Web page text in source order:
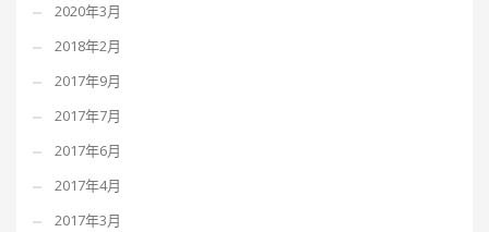
2020年3月
2018年2月
2017年9月
2017年7月
2017年6月
2017年4月
2017年3月